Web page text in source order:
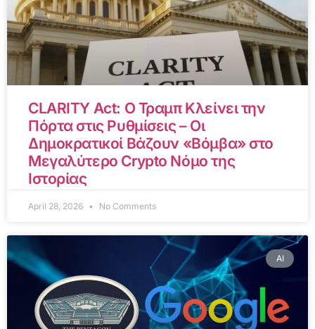
CLARITY Act: Ο Τραμπ Κλείνει την
Πόρτα στις Ρυθμίσεις – Οι
Δημοκρατικοί Βάζουν «Βόμβα» στο
Μεγαλύτερο Crypto Νόμο της
Ιστορίας
April 28, 2026 No Comments
AI